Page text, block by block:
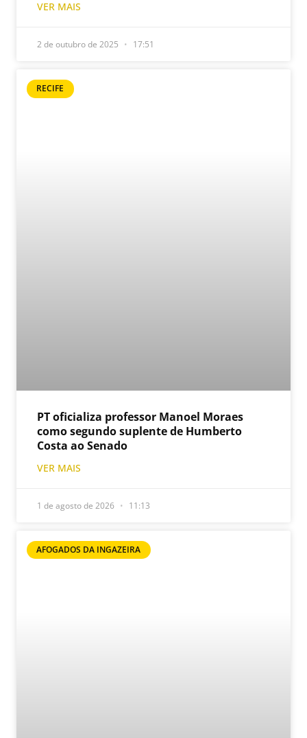
VER MAIS
2 de outubro de 2025 17:51
RECIFE
PT oficializa professor Manoel Moraes
como segundo suplente de Humberto
Costa ao Senado
VER MAIS
1 de agosto de 2026 11:13
AFOGADOS DA INGAZEIRA